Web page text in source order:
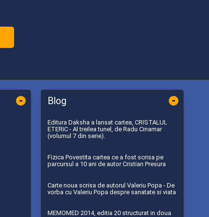
- Blog -
Editura Daksha a lansat cartea, CRISTALUL
ETERIC - Al treilea tunel, de Radu Cinamar
(volumul 7 din serie).
Fizica Povestita cartea ce a fost scrisa pe
parcursul a 10 ani de autor Cristian Presura
Carte noua scrisa de autorul Valeriu Popa - De
vorba cu Valeriu Popa despre sanatate si viata
MEMOMED 2014, editia 20 structurat in doua